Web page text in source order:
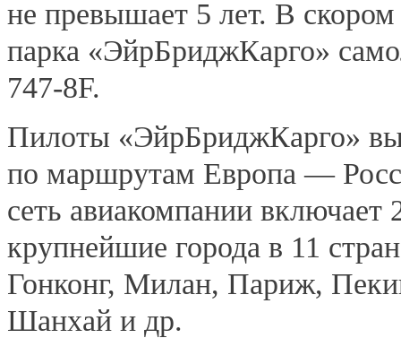
не превышает 5 лет. В
парка «ЭйрБриджКарго»
747-8F.
Пилоты «ЭйрБриджКарго»
по маршрутам Европа —
сеть авиакомпании
крупнейшие города в 11
Гонконг, Милан, Париж,
Шанхай и др.